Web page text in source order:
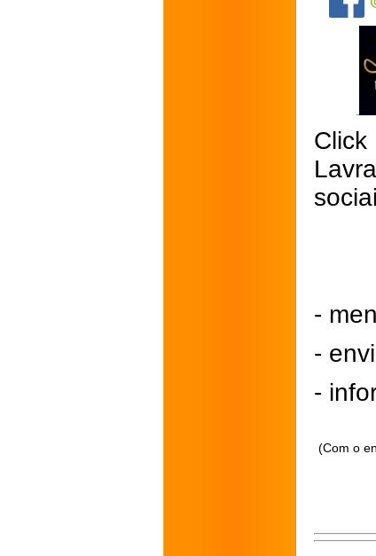
-
-
-
(Com o